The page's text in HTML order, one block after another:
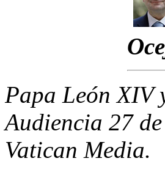
Papa León XIV
Audiencia 27
Vatican Media.